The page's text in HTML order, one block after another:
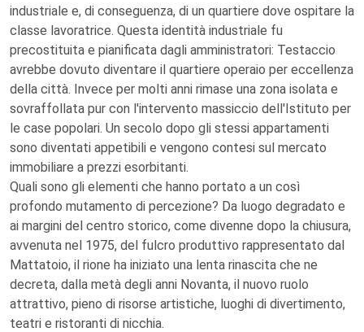
industriale e, di conseguenza, di un quartiere dove ospitare la
classe lavoratrice. Questa identità industriale fu
precostituita e pianificata dagli amministratori: Testaccio
avrebbe dovuto diventare il quartiere operaio per eccellenza
della città. Invece per molti anni rimase una zona isolata e
sovraffollata pur con l'intervento massiccio dell'Istituto per
le case popolari. Un secolo dopo gli stessi appartamenti
sono diventati appetibili e vengono contesi sul mercato
immobiliare a prezzi esorbitanti.
Quali sono gli elementi che hanno portato a un così
profondo mutamento di percezione? Da luogo degradato e
ai margini del centro storico, come divenne dopo la chiusura,
avvenuta nel 1975, del fulcro produttivo rappresentato dal
Mattatoio, il rione ha iniziato una lenta rinascita che ne
decreta, dalla metà degli anni Novanta, il nuovo ruolo
attrattivo, pieno di risorse artistiche, luoghi di divertimento,
teatri e ristoranti di nicchia.